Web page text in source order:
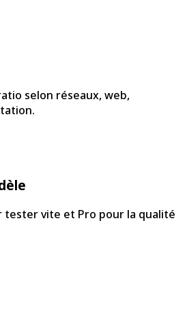
selon réseaux, web,
tester vite et Pro pour la qualité